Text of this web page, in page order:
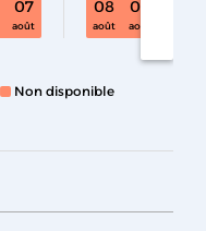
07
août
08
août
09
août
Non disponible